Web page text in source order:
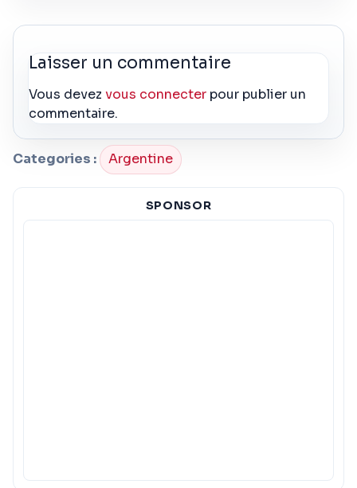
Laisser un commentaire
Vous devezvous connecter pour publier un
commentaire.
Categories : Argentine
SPONSOR